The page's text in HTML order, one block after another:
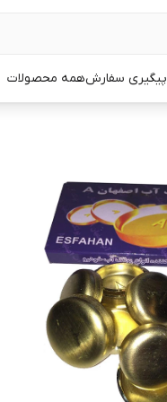
پیگیری سفارشهمه محصولات